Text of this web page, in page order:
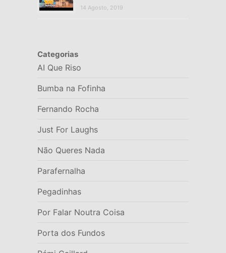
14 Agosto, 2019
Categorias
AI Que Riso
Bumba na Fofinha
Fernando Rocha
Just For Laughs
Não Queres Nada
Parafernalha
Pegadinhas
Por Falar Noutra Coisa
Porta dos Fundos